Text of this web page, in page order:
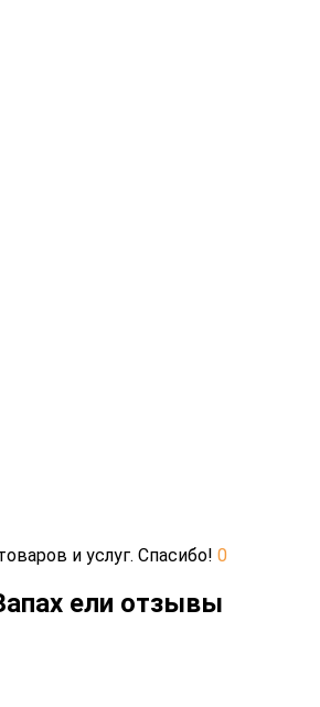
и услуг. Спасибо! 0
ели отзывы